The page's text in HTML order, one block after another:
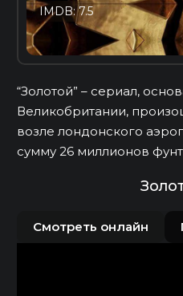
IMDB: 7.5
“Золотой” – сериал,
Великобритании,
возле лондонского
сумму 26 миллионов
Смотреть онлайн